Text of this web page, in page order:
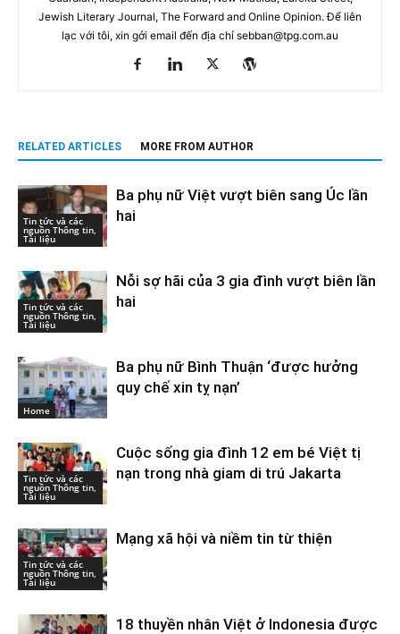
Jewish Literary Journal, The Forward and Online Opinion. Để liên
lạc với tôi, xin gởi email đến địa chỉ sebban@tpg.com.au
RELATED ARTICLES MORE FROM AUTHOR
Tin tức và các
nguồn Thông tin,
Tài liệu
Ba phụ nữ Việt vượt biên sang Úc lần
hai
Tin tức và các
nguồn Thông tin,
Tài liệu
Nỗi sợ hãi của 3 gia đình vượt biên lần
hai
Home
Ba phụ nữ Bình Thuận ‘được hưởng
quy chế xin tỵ nạn’
Tin tức và các
nguồn Thông tin,
Tài liệu
Cuộc sống gia đình 12 em bé Việt tị
nạn trong nhà giam di trú Jakarta
Tin tức và các
nguồn Thông tin,
Tài liệu
Mạng xã hội và niềm tin từ thiện
18 thuyền nhân Việt ở Indonesia được